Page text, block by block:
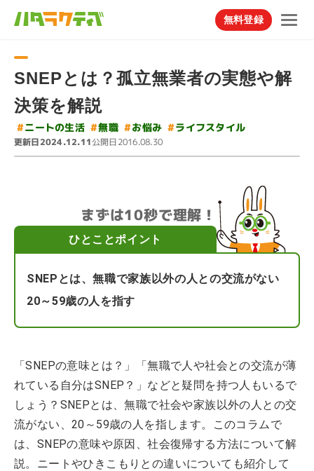
無料登録
SNEPとは？孤立無業者の実態や解
決策を解説
#ニートの生活 #無職 #お悩み #ライフスタイル
更新日2024.12.11公開日2016.08.30
まずは10秒で理解！
ひとことポイント
SNEPとは、無職で家族以外の人との交流がない
20～59歳の人を指す
「SNEPの意味とは？」「無職で人や社会との交流が薄
れている自分はSNEP？」などと疑問を持つ人もいるで
しょう？SNEPとは、無職で社会や家族以外の人との交
流がない、20～59歳の人を指します。このコラムで
は、SNEPの意味や原因、社会復帰する方法について解
説。ニートやひきこもりとの違いについても紹介して